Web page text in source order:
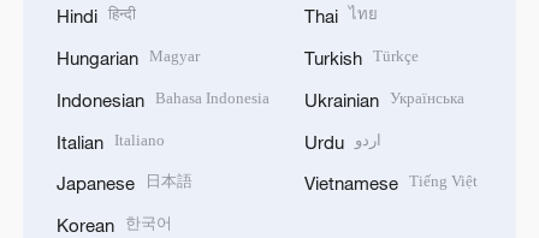
Hindi हिन्दी
Hungarian Magyar
Indonesian Bahasa Indonesia
Italian Italiano
Japanese 日本語
Korean 한국어
Thai ไทย
Turkish Türkçe
Ukrainian Українська
Urdu اردو
Vietnamese Tiếng Việt